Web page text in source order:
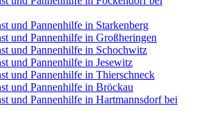
und Pannenhilfe in Starkenberg
und Pannenhilfe in Großheringen
und Pannenhilfe in Schochwitz
und Pannenhilfe in Jesewitz
und Pannenhilfe in Thierschneck
und Pannenhilfe in Bröckau
und Pannenhilfe in Hartmannsdorf bei